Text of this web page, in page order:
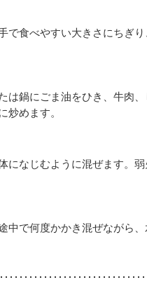
で食べやすい大きさにちぎり
は鍋にごま油をひき、牛肉
炒めます。
になじむように混ぜます。
中で何度かかき混ぜながら